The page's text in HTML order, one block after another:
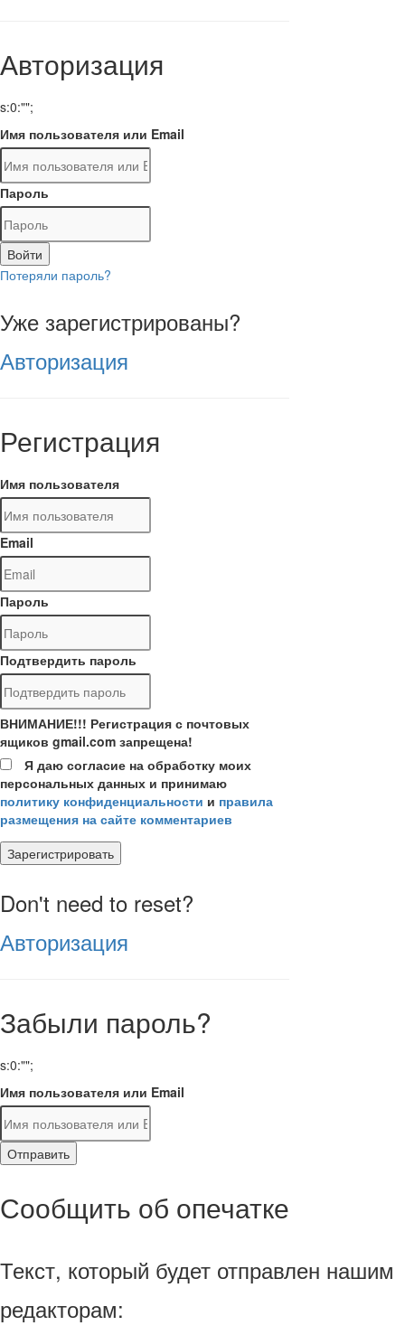
Авторизация
s:0:"";
Имя пользователя или Email
Пароль
Войти
Потеряли пароль?
Уже зарегистрированы?
Авторизация
Регистрация
Имя пользователя
Email
Пароль
Подтвердить пароль
ВНИМАНИЕ!!! Регистрация с почтовых
ящиков gmail.com запрещена!
Я даю согласие на обработку моих
персональных данных и принимаю
политику конфиденциальности и правила
размещения на сайте комментариев
Зарегистрировать
Don't need to reset?
Авторизация
Забыли пароль?
s:0:"";
Имя пользователя или Email
Отправить
Сообщить об опечатке
Текст, который будет отправлен нашим
редакторам: